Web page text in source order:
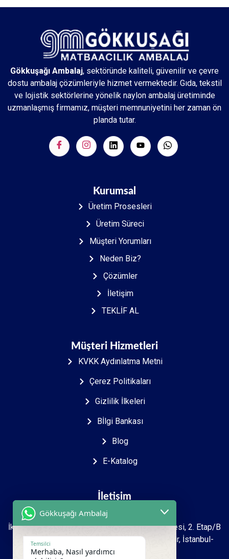
Gökkuşağı Ambalaj, sektöründe kaliteli, güvenilir ve çevre
dostu ambalaj çözümleriyle hizmet vermektedir. Gıda, tekstil
ve lojistik sektörlerine yönelik naylon ambalaj üretiminde
uzmanlaşmış firmamız, müşteri memnuniyetini her zaman ön
planda tutar.
Kurumsal
Üretim Prosesleri
Üretim Süreci
Müşteri Yorumları
Neden Biz?
Çözümler
İletişim
TEKLİF AL
Müşteri Hizmetleri
KVKK Aydınlatma Metni
Çerez Politikaları
Gizlilik İlkeleri
Bİlgi Bankası
Blog
E-Katalog
İletişim
İkitelli O.S.B Mah. 2723. sokak İpkas Sanayi Sitesi, 2. Etap/B
Ada 7 Zemin 1.kat İşyeri No: 27-39 Başakşehir, İstanbul-
Türkiye
Gökkuşağı Ambalaj
Temsilci
Merhaba, Nasıl yardımcı